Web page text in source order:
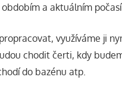
a aktuálním
využíváme ji
chodit čerti, kdy
do bazénu atp.